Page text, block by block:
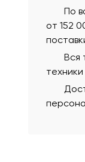
По
от 152
Вся